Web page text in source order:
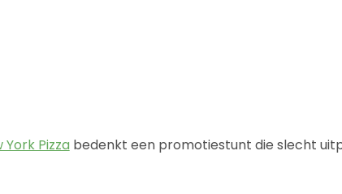
York Pizza bedenkt een promotiestunt die slecht